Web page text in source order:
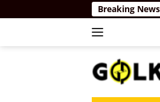
ke
Breaking News
Tri Dharma Kosgoro 1957